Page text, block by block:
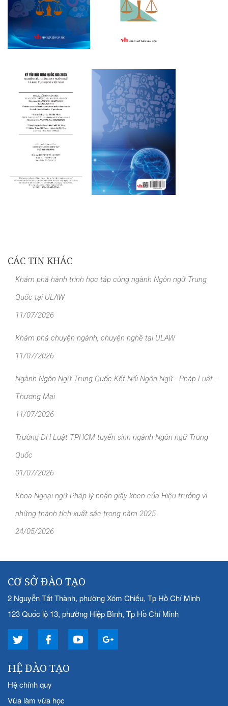
CÁC TIN KHÁC
Khám phá hành trình học tập cùng ngành Ngôn ngữ Trung
Quốc tại ULAW
11/07/2026
Khám phá chuyện ngành, chuyện nghề tại ULAW
11/07/2026
Ngành Ngôn Ngữ Trung Quốc Kết Nối Ngôn Ngữ - Pháp Luật -
Thương Mại
11/07/2026
Trường ĐH Luật TPHCM tuyển sinh ngành Ngôn ngữ Trung
Quốc
01/07/2026
Khoa Ngoại ngữ Pháp lý nhận giấy khen của Hiệu trưởng vì
những thành tích xuất sắc trong năm 2025
24/05/2026
CƠ SỞ ĐÀO TẠO
2 Nguyễn Tất Thành, phường Xóm Chiếu, Tp Hồ Chí Minh
123 Quốc lộ 13, phường Hiệp Bình, Tp Hồ Chí Minh
HỆ ĐÀO TẠO
Hệ chính quy
Vừa làm vừa học